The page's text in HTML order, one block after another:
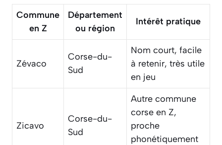
Commune
en Z
Département
ou région
Intérêt pratique
Zévaco
Corse-du-
Sud
Nom court, facile
à retenir, très utile
en jeu
Zicavo
Corse-du-
Sud
Autre commune
corse en Z,
proche
phonétiquement